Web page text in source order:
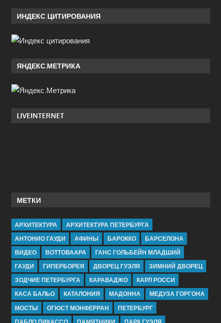
ИНДЕКС ЦИТИРОВАНИЯ
ЯНДЕКС.МЕТРИКА
LIVEINTERNET
МЕТКИ
АРХИТЕКТУРА
АРХИТЕКТУРА ПЕТЕРБУРГА
АНТОНИО ГАУДИ
АФИНЫ БАРОККО
БАРСЕЛОНА
ВИДЕО
ВОТТОВААРА
ГАНС ГОЛЬБЕЙН МЛАДШИЙ
ГАУДИ
ГИПЕРБОРЕЯ ДВОРЕЦ ГУЭЛЯ
ЗИМНИЙ ДВОРЕЦ
ЗОДЧИЕ ПЕТЕРБУРГА
КАРАВАДЖО
КАРЛ РОССИ
КАСА БАЛЬО
КАТАЛОНИЯ МАДОННА
МЕДУЗА ГОРГОНА
МОСТЫ
ОГЮСТ МОНФЕРРАН
ПЕТЕРБУРГ